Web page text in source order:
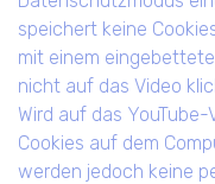
speichert keine
mit einem
nicht auf das Video
Wird auf das
Cookies auf dem
werden jedoch keine